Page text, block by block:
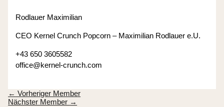
Rodlauer Maximilian
CEO Kernel Crunch Popcorn – Maximilian Rodlauer e.U.
+43 650 3605582
office@kernel-crunch.com
← Vorheriger Member
Nächster Member →